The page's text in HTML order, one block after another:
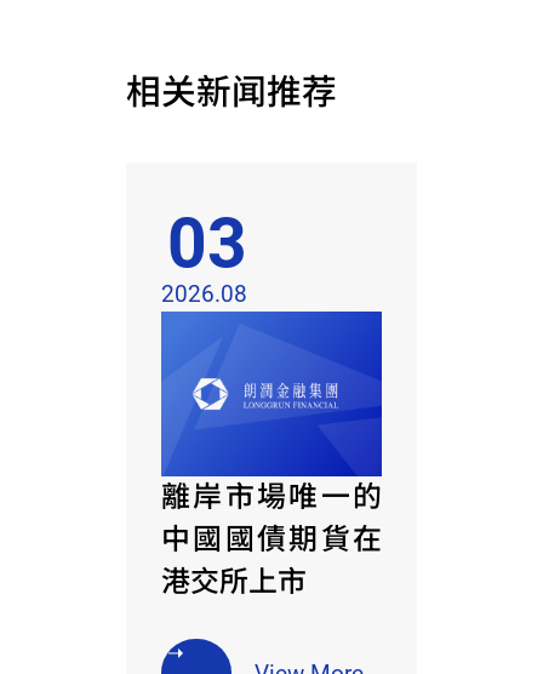
相关新闻推荐
離岸市場唯一的
中國國債期貨在
港交所上市
03
2026.08